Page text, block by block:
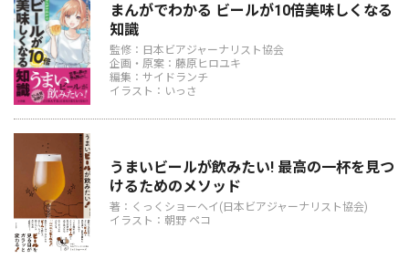
まんがでわかる ビールが10倍美味しくなる
知識
監修：日本ビアジャーナリスト協会
企画・原案：藤原ヒロユキ
編集：サイドランチ
イラスト：いっさ
うまいビールが飲みたい! 最高の一杯を見つ
けるためのメソッド
著：くっくショーヘイ(日本ビアジャーナリスト協会)
イラスト：朝野 ペコ